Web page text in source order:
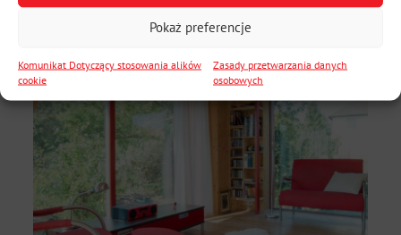
Pokaż preferencje
Komunikat Dotyczący stosowania alików
cookie
Zasady przetwarzania danych
osobowych